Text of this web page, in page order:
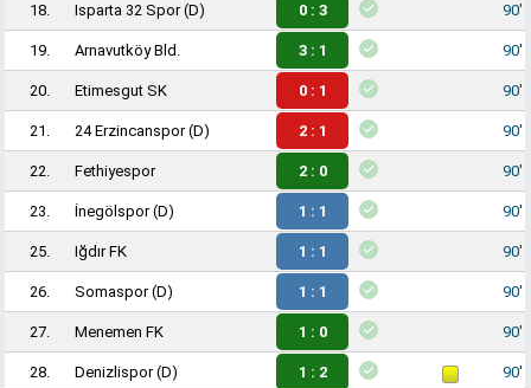
18. Isparta 32 Spor(D) 0 : 3 90'
19. Arnavutköy Bld. 3 : 1 90'
20. Etimesgut SK 0 : 1 90'
21. 24 Erzincanspor(D) 2 : 1 90'
22. Fethiyespor 2 : 0 90'
23. İnegölspor(D) 1 : 1 90'
25. Iğdır FK 1 : 1 90'
26. Somaspor(D) 1 : 1 90'
27. Menemen FK 1 : 0 90'
28. Denizlispor(D) 1 : 2 90'